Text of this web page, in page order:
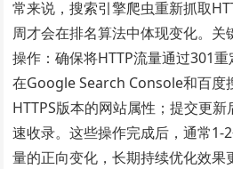
常来说，搜索引擎爬虫重新抓取
周才会在排名算法中体现变化。关
操作：确保将HTTP流量通过301重
在Google Search Console和百度
HTTPS版本的网站属性；提交更
速收录。这些操作完成后，通常1-
量的正向变化，长期持续优化效果